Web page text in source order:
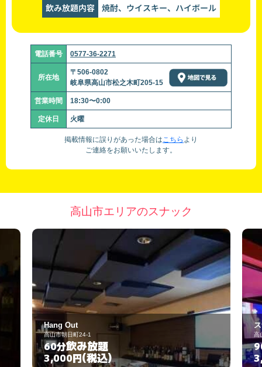
飲み放題内容 焼酎、ウイスキー、ハイボール
電話番号 0577-36-2271
所在地
〒506-0802
岐阜県高山市松之木町205-15
営業時間 18:30〜0:00
定休日 火曜
掲載情報に誤りがあった場合はこちら より
ご連絡をお願いいたします。
高山市エリアのスナック
スナック 燦燦
高山市総和町1-21-1
90分飲み放題
3,000円(税込)